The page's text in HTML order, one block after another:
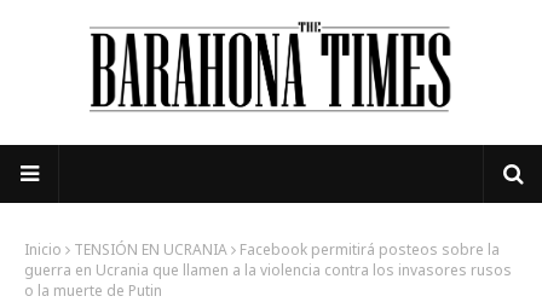
Inicio TENSIÓN EN UCRANIA
Facebook permitirá posteos sobre la
guerra en Ucrania que llamen a la violencia contra los invasores rusos
o la muerte de Putin